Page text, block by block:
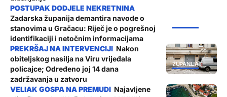
Zadarska županija demantira navode o
stanovima u Gračacu: Riječ je o pogrešnoj
identifikaciji i netočnim informacijama
ŽUPANIJA
Nakon
obiteljskog nasilja na Viru vrijeđala
policajce; Određeno joj 14 dana
zadržavanja u zatvoru
Najavljene